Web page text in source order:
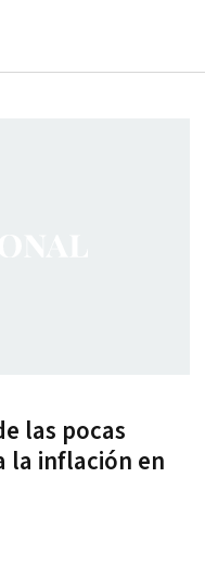
las pocas
la inflación en